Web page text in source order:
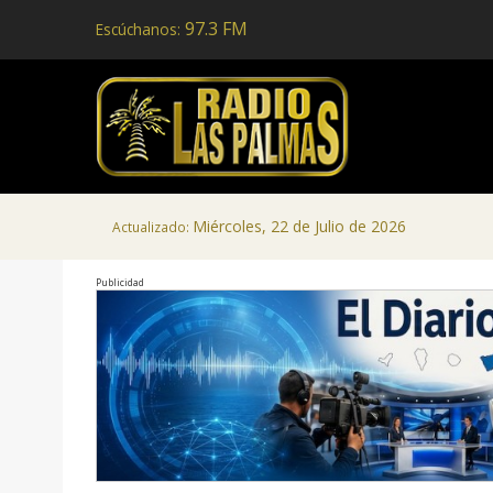
Escúchanos: 97.3 FM
Actualizado: Miércoles, 22 de Julio de 2026
Publicidad